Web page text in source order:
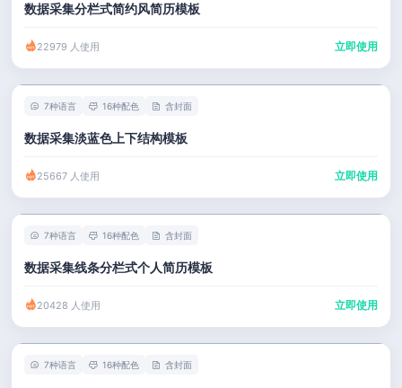
数据采集分栏式简约风简历模板
22979 人使用 立即使用
7种语言 16种配色 含封面
数据采集淡蓝色上下结构模板
25667 人使用 立即使用
7种语言 16种配色 含封面
数据采集线条分栏式个人简历模板
20428 人使用 立即使用
7种语言 16种配色 含封面